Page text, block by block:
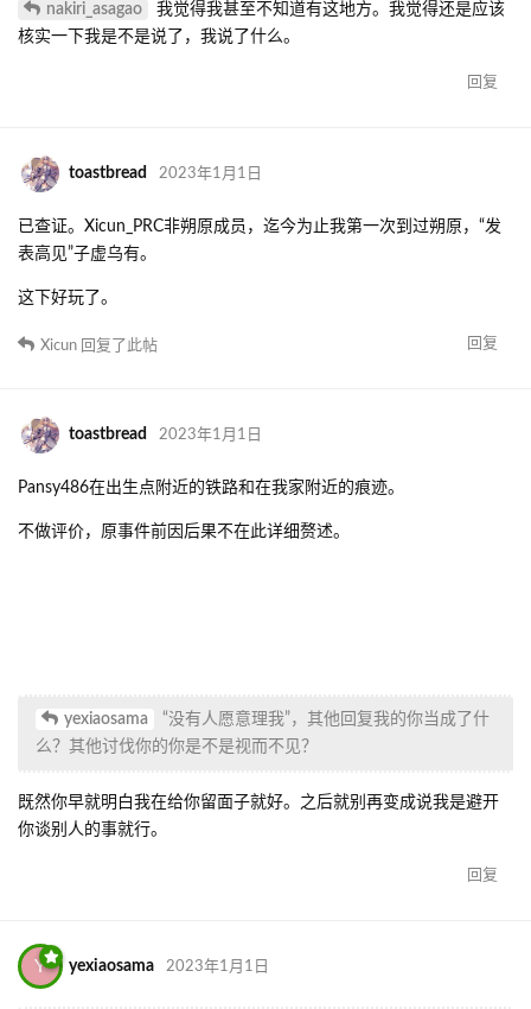
nakiri_asagao
我觉得我甚至不知道有这地方。我觉得还是应该
核实一下我是不是说了，我说了什么。
回复
toastbread 2023年1月1日
已查证。Xicun_PRC非朔原成员，迄今为止我第一次到过朔原，“发
表高见”子虚乌有。
这下好玩了。
回复
Xicun 回复了此帖
toastbread 2023年1月1日
Pansy486在出生点附近的铁路和在我家附近的痕迹。
不做评价，原事件前因后果不在此详细赘述。
yexiaosama
“没有人愿意理我”，其他回复我的你当成了什
么？其他讨伐你的你是不是视而不见？
既然你早就明白我在给你留面子就好。之后就别再变成说我是避开
你谈别人的事就行。
回复
Y yexiaosama 2023年1月1日